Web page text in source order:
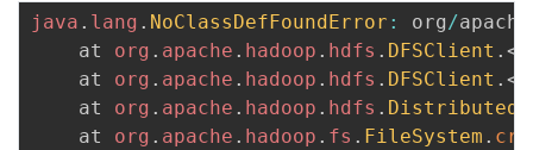
学
持
java . lang . NoClassDefFoundError : org/apache
	at
org . apache . hadoop . hdfs . DFSClient . <
	at
org . apache . hadoop . hdfs . DFSClient . <
	at
org . apache . hadoop . hdfs .
	at
org . apache . hadoop . fs . FileSystem .